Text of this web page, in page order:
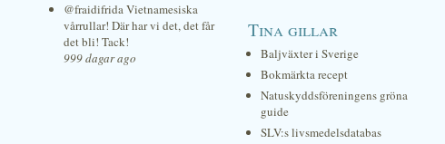
@fraidifrida Vietnamesiska
vårrullar! Där har vi det, det får
det bli! Tack!
999 dagar ago
Tina gillar
Baljväxter i Sverige
Bokmärkta recept
Natuskyddsföreningens gröna
guide
SLV:s livsmedelsdatabas